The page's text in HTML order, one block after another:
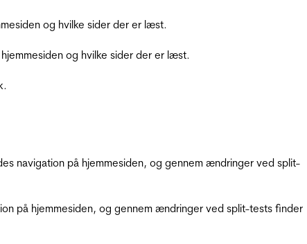
og hvilke sider der er læst.
og hvilke sider der er læst.
navigation på hjemmesiden, og gennem ændringer ved split-
på hjemmesiden, og gennem ændringer ved split-tests finder